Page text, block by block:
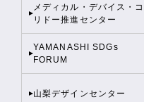
メディカル・デバイス・コ
リドー推進センター
YAMANASHI SDGs
FORUM
山梨デザインセンター